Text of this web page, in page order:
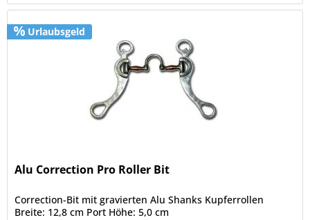
Urlaubsgeld
Alu Correction Pro Roller Bit
Correction-Bit mit gravierten Alu Shanks Kupferrollen
Breite: 12,8 cm Port Höhe: 5,0 cm